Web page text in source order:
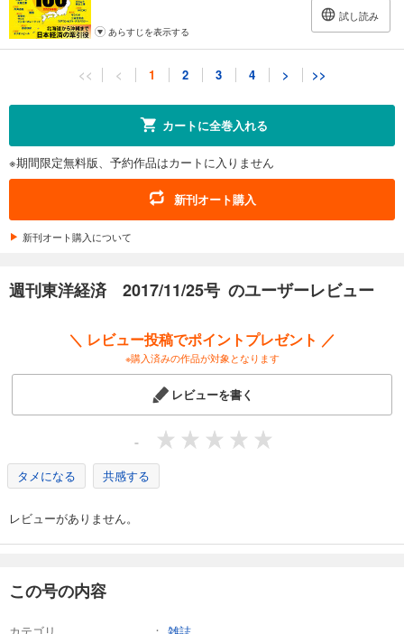
試し読み
あらすじを表示する
週刊東洋経済 2026/4/18・4/25合併号
試し読み
あらすじを表示する
週刊東洋経済 2026/4/11号
880円 (税込)
あらすじを表示する
880 円 (税込)
あらすじを表示する
週刊東洋経済 2026/3/28号
880円 (税込)
あらすじを表示する
週刊東洋経済 2026/3/14・3/21合併号
<< < 1 2 3 4 > >>
カートに全巻入れる
※期間限定無料版、予約作品はカートに入りません
新刊オート購入
新刊オート購入について
週刊東洋経済 2017/11/25号 のユーザーレビュー
＼ レビュー投稿でポイントプレゼント ／
※購入済みの作品が対象となります
レビューを書く
-
タメになる 共感する
レビューがありません。
この号の内容
カテゴリ 雑誌